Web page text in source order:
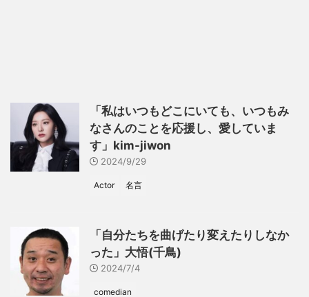
「私はいつもどこにいても、いつもみ
なさんのことを応援し、愛していま
す」kim-jiwon
2024/9/29
Actor 名言
「自分たちを曲げたり変えたりしなか
った」大悟(千鳥)
2024/7/4
comedian